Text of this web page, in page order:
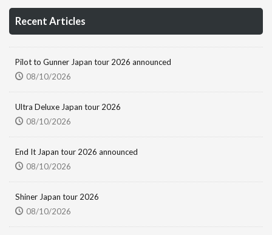
Recent Articles
Pilot to Gunner Japan tour 2026 announced
08/10/2026
Ultra Deluxe Japan tour 2026
08/10/2026
End It Japan tour 2026 announced
08/10/2026
Shiner Japan tour 2026
08/10/2026